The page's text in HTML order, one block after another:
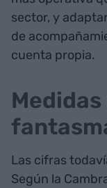
sector, y
de
cuenta propia.
Las cifras
Según la